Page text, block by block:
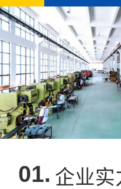
01. 企业实